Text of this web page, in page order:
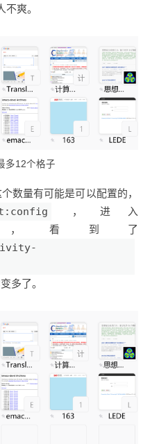
爽。
多12个格子
数量有可能是可以配置的，
，进入
看到了
多了。